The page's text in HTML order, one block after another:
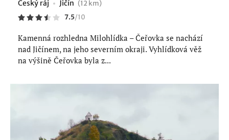
Český ráj Jičín (12 km)
7.5/10
Kamenná rozhledna Milohlídka – Čeřovka se nachází
nad Jičínem, na jeho severním okraji. Vyhlídková věž
na výšině Čeřovka byla z...